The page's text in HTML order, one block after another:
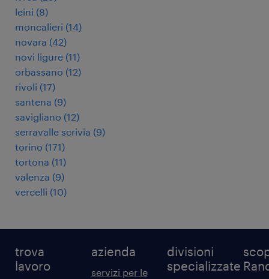
leini (8)
moncalieri (14)
novara (42)
novi ligure (11)
orbassano (12)
rivoli (17)
santena (9)
savigliano (12)
serravalle scrivia (9)
torino (171)
tortona (11)
valenza (9)
vercelli (10)
trova
lavoro
azienda
servizi per le
divisioni
specializzate